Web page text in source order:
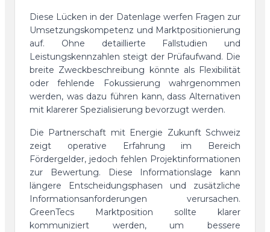
Diese Lücken in der Datenlage werfen Fragen zur
Umsetzungskompetenz und Marktpositionierung
auf. Ohne detaillierte Fallstudien und
Leistungskennzahlen steigt der Prüfaufwand. Die
breite Zweckbeschreibung könnte als Flexibilität
oder fehlende Fokussierung wahrgenommen
werden, was dazu führen kann, dass Alternativen
mit klarerer Spezialisierung bevorzugt werden.
Die Partnerschaft mit Energie Zukunft Schweiz
zeigt operative Erfahrung im Bereich
Fördergelder, jedoch fehlen Projektinformationen
zur Bewertung. Diese Informationslage kann
längere Entscheidungsphasen und zusätzliche
Informationsanforderungen verursachen.
GreenTecs Marktposition sollte klarer
kommuniziert werden, um bessere